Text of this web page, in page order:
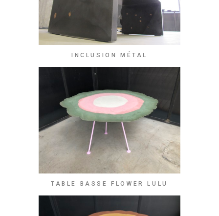
INCLUSION MÉTAL
TABLE BASSE FLOWER LULU